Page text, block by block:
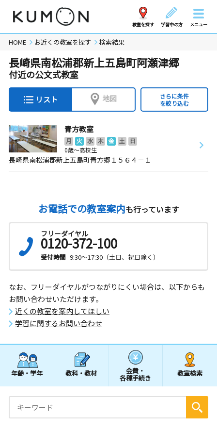
教室を探す 学習中の方 メニュー
HOME お近くの教室を探す 検索結果
長崎県南松浦郡新上五島町阿瀬津郷
付近の公文式教室
リスト 地図
さらに条件
を絞り込む
青方教室
月 火 水 木 金 土
日
0歳～高校生
長崎県南松浦郡新上五島町青方郷１５６４－１
お電話での教室案内も行っています
フリーダイヤル
0120-372-100
受付時間 9:30～17:30（土日、祝日除く）
なお、フリーダイヤルがつながりにくい場合は、以下からも
お問い合わせいただけます。
近くの教室を案内してほしい
学習に関するお問い合わせ
年齢・学年 教科・教材 会費・
各種手続き
教室検索